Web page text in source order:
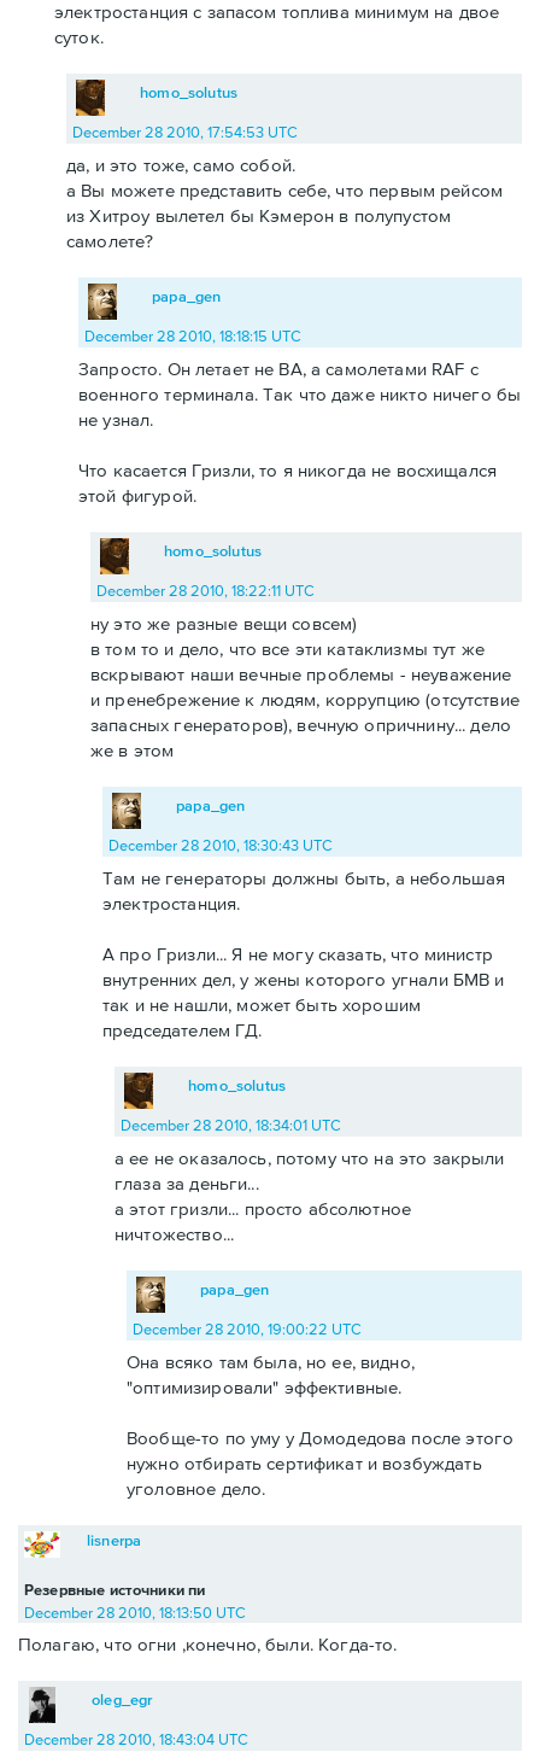
электростанция с запасом топлива минимум на двое
суток.
homo_solutus
December 28 2010, 17:54:53 UTC
да, и это тоже, само собой.
а Вы можете представить себе, что первым рейсом
из Хитроу вылетел бы Кэмерон в полупустом
самолете?
papa_gen
December 28 2010, 18:18:15 UTC
Запросто. Он летает не BA, а самолетами RAF с
военного терминала. Так что даже никто ничего бы
не узнал.
Что касается Гризли, то я никогда не восхищался
этой фигурой.
homo_solutus
December 28 2010, 18:22:11 UTC
ну это же разные вещи совсем)
в том то и дело, что все эти катаклизмы тут же
вскрывают наши вечные проблемы - неуважение
и пренебрежение к людям, коррупцию (отсутствие
запасных генераторов), вечную опричнину... дело
же в этом
papa_gen
December 28 2010, 18:30:43 UTC
Там не генераторы должны быть, а небольшая
электростанция.
А про Гризли... Я не могу сказать, что министр
внутренних дел, у жены которого угнали БМВ и
так и не нашли, может быть хорошим
председателем ГД.
homo_solutus
December 28 2010, 18:34:01 UTC
а ее не оказалось, потому что на это закрыли
глаза за деньги...
а этот гризли... просто абсолютное
ничтожество...
papa_gen
December 28 2010, 19:00:22 UTC
Она всяко там была, но ее, видно,
"оптимизировали" эффективные.
Вообще-то по уму у Домодедова после этого
нужно отбирать сертификат и возбуждать
уголовное дело.
Резервные источники пи
lisnerpa
December 28 2010, 18:13:50 UTC
Полагаю, что огни ,конечно, были. Когда-то.
oleg_egr
December 28 2010, 18:43:04 UTC